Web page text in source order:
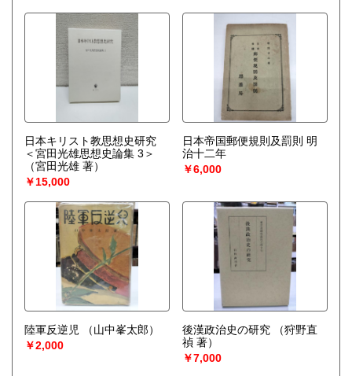
日本キリスト教思想史研究
＜宮田光雄思想史論集 3＞
（宮田光雄 著）
￥15,000
日本帝国郵便規則及罰則 明
治十二年
￥6,000
陸軍反逆児
（山中峯太郎）
￥2,000
後漢政治史の研究
（狩野直
禎 著）
￥7,000